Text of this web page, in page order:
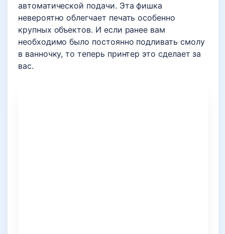
автоматической подачи. Эта фишка
невероятно облегчает печать особенно
крупных объектов. И если ранее вам
необходимо было постоянно подливать смолу
в ванночку, то теперь принтер это сделает за
вас.